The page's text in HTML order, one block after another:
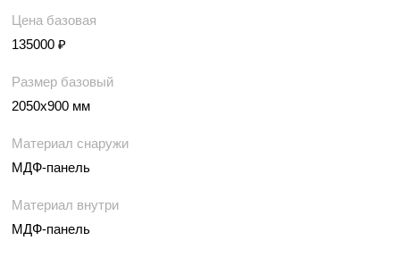
Цена базовая
135000 ₽
Размер базовый
2050х900 мм
Материал снаружи
МДФ-панель
Материал внутри
МДФ-панель